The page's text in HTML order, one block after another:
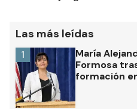
Las más leídas
María
Formosa
formación
1